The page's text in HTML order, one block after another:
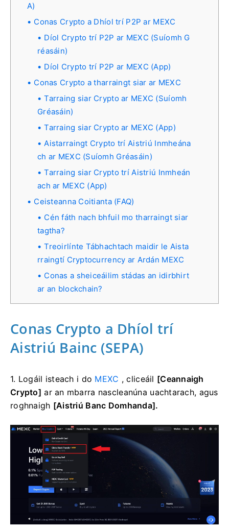
A)
Conas Crypto a Dhíol trí P2P ar MEXC
Díol Crypto trí P2P ar MEXC (Suíomh G
réasáin)
Díol Crypto trí P2P ar MEXC (App)
Conas Crypto a tharraingt siar ar MEXC
Tarraing siar Crypto ar MEXC (Suíomh
Gréasáin)
Tarraing siar Crypto ar MEXC (App)
Aistarraingt Crypto trí Aistriú Inmheána
ch ar MEXC (Suíomh Gréasáin)
Tarraing siar Crypto trí Aistriú Inmheán
ach ar MEXC (App)
Ceisteanna Coitianta (FAQ)
Cén fáth nach bhfuil mo tharraingt siar
tagtha?
Treoirlínte Tábhachtach maidir le Aista
rraingtí Cryptocurrency ar Ardán MEXC
Conas a sheiceáilim stádas an idirbhirt
ar an blockchain?
Conas Crypto a Dhíol trí
Aistriú Bainc (SEPA)
1. Logáil isteach i do MEXC , cliceáil [Ceannaigh
Crypto] ar an mbarra nascleanúna uachtarach, agus
roghnaigh [Aistriú Banc Domhanda].